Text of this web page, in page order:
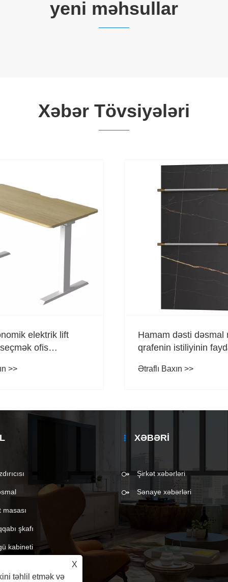
yeni məhsullar
Xəbər Tövsiyələri
elektrik lift
ofis
>>
Hamam dəsti dəsmal
qrafenin istiliyinin
Ətraflı Baxın >>
masası
şkafı
kabineti
XƏBƏRI
Şirkət xəbərləri
Sənaye xəbərləri
X
təhlil etmək və